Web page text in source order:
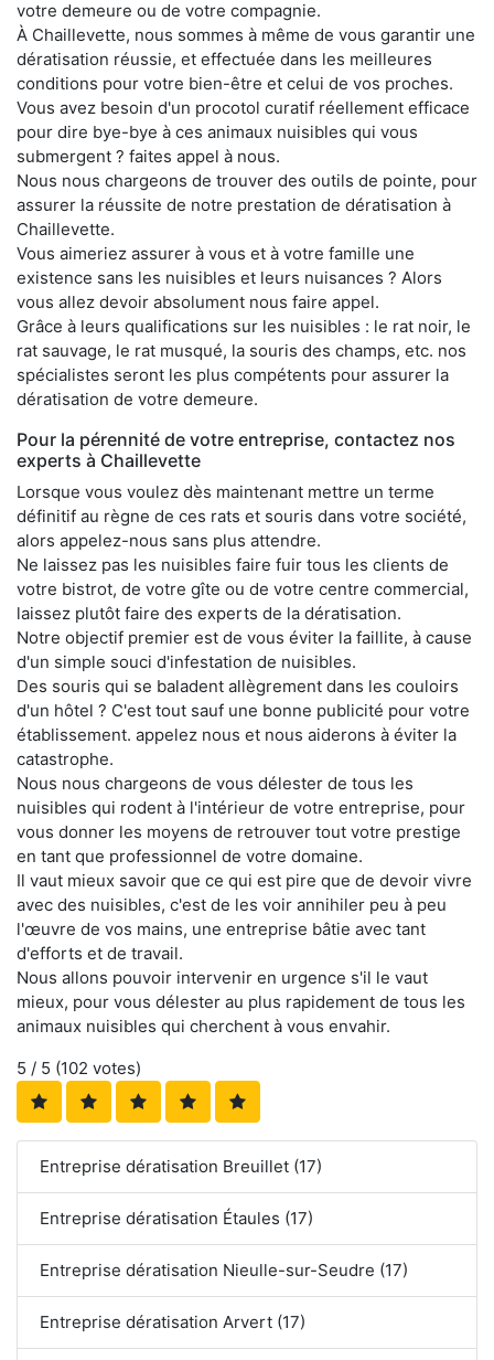
votre demeure ou de votre compagnie.
À Chaillevette, nous sommes à même de vous garantir une
dératisation réussie, et effectuée dans les meilleures
conditions pour votre bien-être et celui de vos proches.
Vous avez besoin d'un procotol curatif réellement efficace
pour dire bye-bye à ces animaux nuisibles qui vous
submergent ? faites appel à nous.
Nous nous chargeons de trouver des outils de pointe, pour
assurer la réussite de notre prestation de dératisation à
Chaillevette.
Vous aimeriez assurer à vous et à votre famille une
existence sans les nuisibles et leurs nuisances ? Alors
vous allez devoir absolument nous faire appel.
Grâce à leurs qualifications sur les nuisibles : le rat noir, le
rat sauvage, le rat musqué, la souris des champs, etc. nos
spécialistes seront les plus compétents pour assurer la
dératisation de votre demeure.
Pour la pérennité de votre entreprise, contactez nos
experts à Chaillevette
Lorsque vous voulez dès maintenant mettre un terme
définitif au règne de ces rats et souris dans votre société,
alors appelez-nous sans plus attendre.
Ne laissez pas les nuisibles faire fuir tous les clients de
votre bistrot, de votre gîte ou de votre centre commercial,
laissez plutôt faire des experts de la dératisation.
Notre objectif premier est de vous éviter la faillite, à cause
d'un simple souci d'infestation de nuisibles.
Des souris qui se baladent allègrement dans les couloirs
d'un hôtel ? C'est tout sauf une bonne publicité pour votre
établissement. appelez nous et nous aiderons à éviter la
catastrophe.
Nous nous chargeons de vous délester de tous les
nuisibles qui rodent à l'intérieur de votre entreprise, pour
vous donner les moyens de retrouver tout votre prestige
en tant que professionnel de votre domaine.
Il vaut mieux savoir que ce qui est pire que de devoir vivre
avec des nuisibles, c'est de les voir annihiler peu à peu
l'œuvre de vos mains, une entreprise bâtie avec tant
d'efforts et de travail.
Nous allons pouvoir intervenir en urgence s'il le vaut
mieux, pour vous délester au plus rapidement de tous les
animaux nuisibles qui cherchent à vous envahir.
5 / 5 (102 votes)
Entreprise dératisation Breuillet (17)
Entreprise dératisation Étaules (17)
Entreprise dératisation Nieulle-sur-Seudre (17)
Entreprise dératisation Arvert (17)